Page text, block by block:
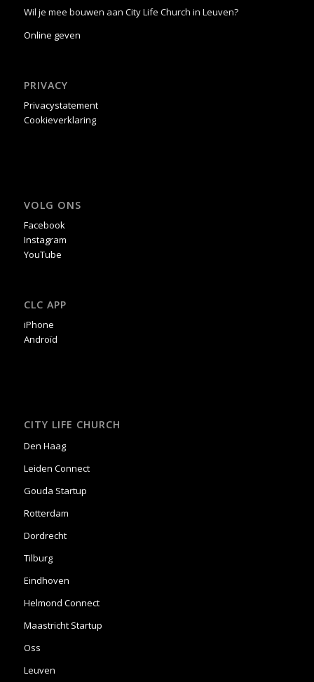
Wil je mee bouwen aan City Life Church in Leuven?
Online geven
PRIVACY
Privacystatement
Cookieverklaring
VOLG ONS
Facebook
Instagram
YouTube
CLC APP
iPhone
Androïd
CITY LIFE CHURCH
Den Haag
Leiden Connect
Gouda Startup
Rotterdam
Dordrecht
Tilburg
Eindhoven
Helmond Connect
Maastricht Startup
Oss
Leuven